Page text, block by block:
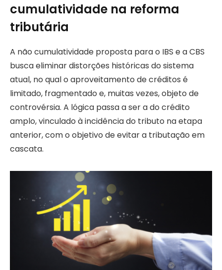
cumulatividade na reforma
tributária
A não cumulatividade proposta para o IBS e a CBS
busca eliminar distorções históricas do sistema
atual, no qual o aproveitamento de créditos é
limitado, fragmentado e, muitas vezes, objeto de
controvérsia. A lógica passa a ser a do crédito
amplo, vinculado à incidência do tributo na etapa
anterior, com o objetivo de evitar a tributação em
cascata.